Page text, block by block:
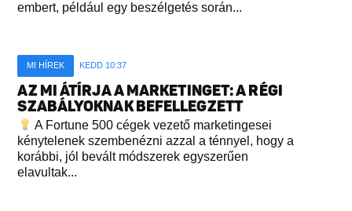
embert, például egy beszélgetés során...
MI HÍREK KEDD 10:37
AZ MI ÁTÍRJA A MARKETINGET: A RÉGI
SZABÁLYOKNAK BEFELLEGZETT
A Fortune 500 cégek vezető marketingesei
kénytelenek szembenézni azzal a ténnyel, hogy a
korábbi, jól bevált módszerek egyszerűen
elavultak...